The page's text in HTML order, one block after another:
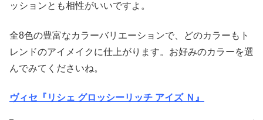
ッションとも相性がいいですよ。
全8色の豊富なカラーバリエーションで、どのカラーもト
レンドのアイメイクに仕上がります。お好みのカラーを選
んでみてくださいね。
ヴィセ『リシェ グロッシーリッチ アイズ Ｎ』